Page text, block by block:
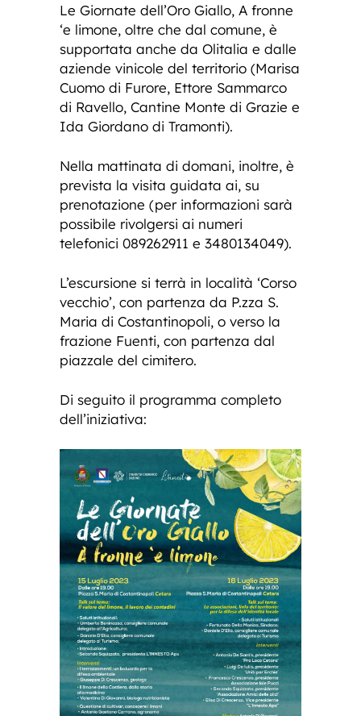
Le Giornate dell’Oro Giallo, A fronne
‘e limone, oltre che dal comune, è
supportata anche da Olitalia e dalle
aziende vinicole del territorio (Marisa
Cuomo di Furore, Ettore Sammarco
di Ravello, Cantine Monte di Grazie e
Ida Giordano di Tramonti).
Nella mattinata di domani, inoltre, è
prevista la visita guidata ai, su
prenotazione (per informazioni sarà
possibile rivolgersi ai numeri
telefonici 089262911 e 3480134049).
L’escursione si terrà in località ‘Corso
vecchio’, con partenza da P.zza S.
Maria di Costantinopoli, o verso la
frazione Fuenti, con partenza dal
piazzale del cimitero.
Di seguito il programma completo
dell’iniziativa: